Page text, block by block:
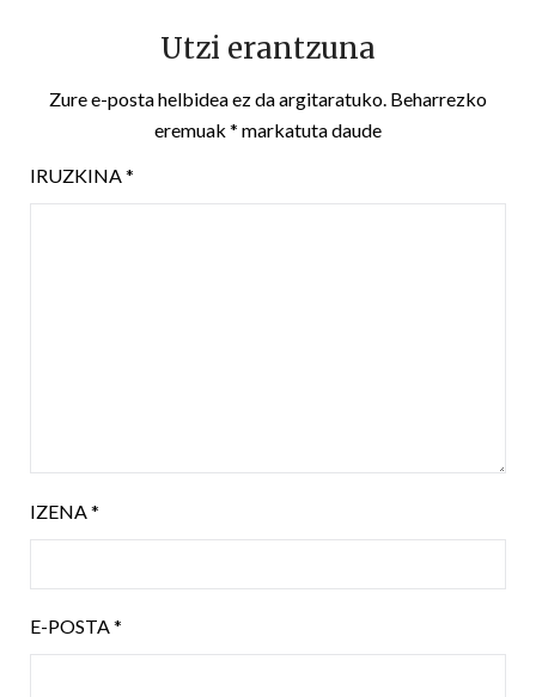
Utzi erantzuna
Zure e-posta helbidea ez da argitaratuko. Beharrezko
eremuak * markatuta daude
IRUZKINA*
IZENA*
E-POSTA*